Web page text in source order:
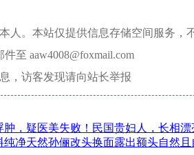
人。本站仅提供信息存储空间服务，
至 aaw4008@foxmail.com
，访客发现请向站长举报
，疑医美失败！民国贵妇人，长相
净天然孙俪改头换面露出额头自然